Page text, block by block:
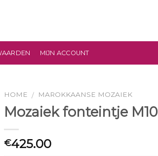
MIJN ACCOUNT
HOME / MAROKKAANSE MOZAIEK
Mozaiek fonteintje M10
€425.00